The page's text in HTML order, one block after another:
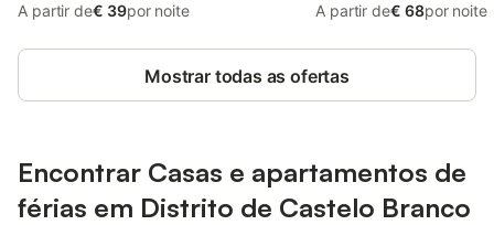
A partir de€ 39por noite A partir de€ 68por noite
Mostrar todas as ofertas
Encontrar Casas e apartamentos de
férias em Distrito de Castelo Branco